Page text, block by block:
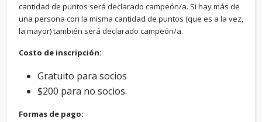
cantidad de puntos será declarado campeón/a. Si hay más de
una persona con la misma cantidad de puntos (que es a la vez,
la mayor) también será declarado campeón/a.
Costo de inscripción:
Gratuito para socios
$200 para no socios.
Formas de pago: